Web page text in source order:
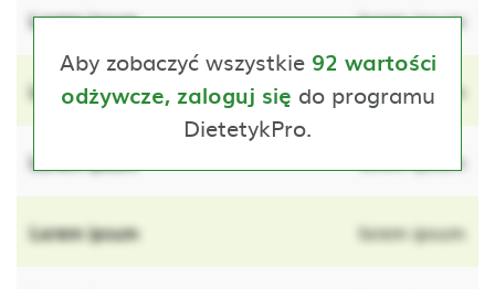
Lorem ipsum lorem ipsum
Lorem ipsum lorem ipsum
Lorem ipsum lorem ipsum
Lorem ipsum lorem ipsum
Aby zobaczyć wszystkie 92 wartości
odżywcze, zaloguj się do programu
DietetykPro.